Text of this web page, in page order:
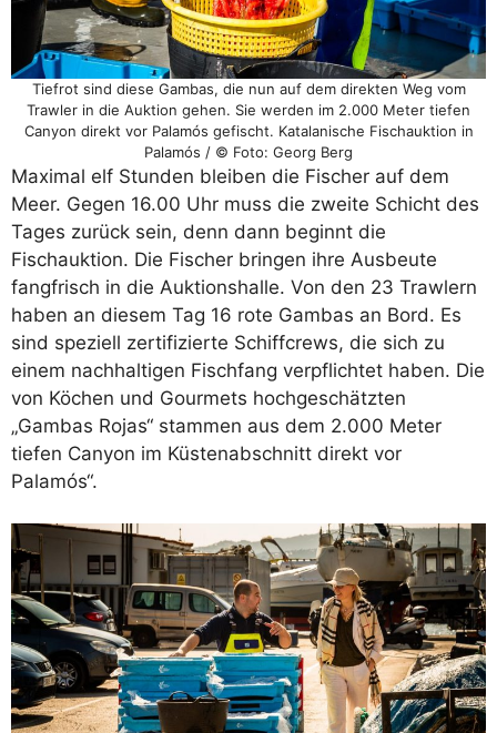
Tiefrot sind diese Gambas, die nun auf dem direkten Weg vom
Trawler in die Auktion gehen. Sie werden im 2.000 Meter tiefen
Canyon direkt vor Palamós gefischt. Katalanische Fischauktion in
Palamós / © Foto: Georg Berg
Maximal elf Stunden bleiben die Fischer auf dem
Meer. Gegen 16.00 Uhr muss die zweite Schicht des
Tages zurück sein, denn dann beginnt die
Fischauktion. Die Fischer bringen ihre Ausbeute
fangfrisch in die Auktionshalle. Von den 23 Trawlern
haben an diesem Tag 16 rote Gambas an Bord. Es
sind speziell zertifizierte Schiffcrews, die sich zu
einem nachhaltigen Fischfang verpflichtet haben. Die
von Köchen und Gourmets hochgeschätzten
„Gambas Rojas“ stammen aus dem 2.000 Meter
tiefen Canyon im Küstenabschnitt direkt vor
Palamós“.